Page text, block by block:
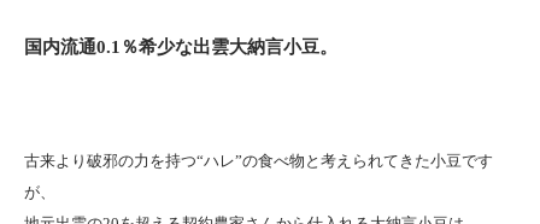
国内流通0.1％希少な出雲大納言小豆。
古来より破邪の力を持つ“ハレ”の食べ物と考えられてきた小豆です
が、